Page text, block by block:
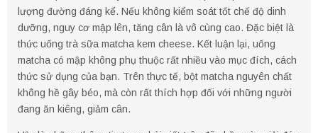
lượng đường đáng kể. Nếu không kiểm soát tốt chế độ dinh
dưỡng, nguy cơ mập lên, tăng cân là vô cùng cao. Đặc biệt là
thức uống trà sữa matcha kem cheese. Kết luận lại, uống
matcha có mập không phụ thuộc rất nhiều vào mục đích, cách
thức sử dụng của bạn. Trên thực tế, bột matcha nguyên chất
không hề gây béo, mà còn rất thích hợp đối với những người
đang ăn kiêng, giảm cân.